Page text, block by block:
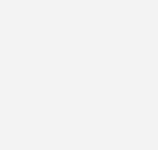
АСПЕКТЫ ЛЮБВИ И
РЕШЕНИЙ.